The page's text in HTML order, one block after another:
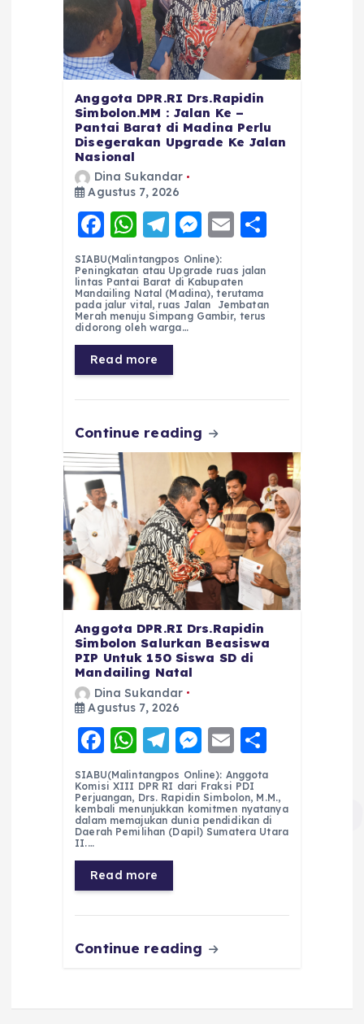
Anggota DPR.RI Drs.Rapidin
Simbolon.MM : Jalan Ke –
Pantai Barat di Madina Perlu
Disegerakan Upgrade Ke Jalan
Nasional
Dina Sukandar
Agustus 7, 2026
F
a
c
e
b
o
o
k
W
h
a
ts
A
p
p
T
el
e
g
r
a
m
M
e
ss
e
n
E
ai
l
re
SIABU(Malintangpos Online):
Peningkatan atau Upgrade ruas jalan
lintas Pantai Barat di Kabupaten
Mandailing Natal (Madina), terutama
pada jalur vital, ruas Jalan Jembatan
Merah menuju Simpang Gambir, terus
didorong oleh warga…
Read more
Continue reading
Anggota DPR.RI Drs.Rapidin
Simbolon Salurkan Beasiswa
PIP Untuk 150 Siswa SD di
Mandailing Natal
Dina Sukandar
Agustus 7, 2026
F
a
c
e
b
o
o
k
W
h
a
ts
A
p
p
T
el
e
g
r
a
m
M
e
ss
e
n
E
m
ai
l
h
a
re
SIABU(Malintangpos Online): Anggota
Komisi XIII DPR RI dari Fraksi PDI
Perjuangan, Drs. Rapidin Simbolon, M.M.,
kembali menunjukkan komitmen nyatanya
dalam memajukan dunia pendidikan di
Daerah Pemilihan (Dapil) Sumatera Utara
II.…
Read more
Continue reading